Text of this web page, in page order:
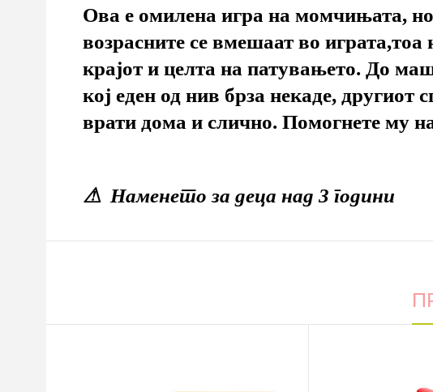
Ова е омилена игра на момчињата,
возрасните се вмешаат во
крајот и целта на патувањето. До
кој еден од нив брза некаде, другиот
врати дома и слично. Помогнете му
⚠ Наменето за деца над 3 години